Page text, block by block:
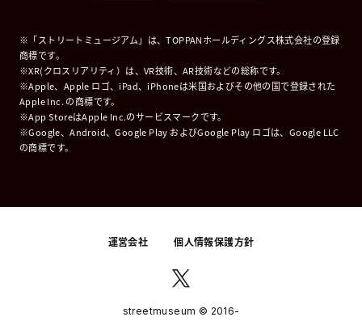
※「ストリートミュージアム」は、TOPPANホールディングス株式会社の登録
商標です。
※XR(クロスリアリティ）は、VR技術、AR技術などの総称です。
※Apple、Apple ロゴ、iPad、iPhoneは米国およびその他の国で登録された
Apple Inc. の商標です。
※App StoreはApple Inc.のサービスマークです。
※Google、Android、Google Play およびGoogle Play ロゴは、Google LLC
の商標です。
運営会社 個人情報保護方針
streetmuseum © 2016-